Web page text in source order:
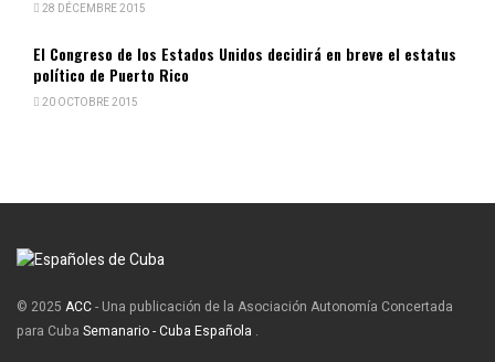
28 DÉCEMBRE 2015
El Congreso de los Estados Unidos decidirá en breve el estatus
político de Puerto Rico
20 OCTOBRE 2015
© 2025 ACC- Una publicación de la Asociación Autonomía Concertada
para Cuba Semanario - Cuba Española .